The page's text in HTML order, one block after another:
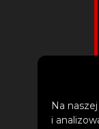
Na
i